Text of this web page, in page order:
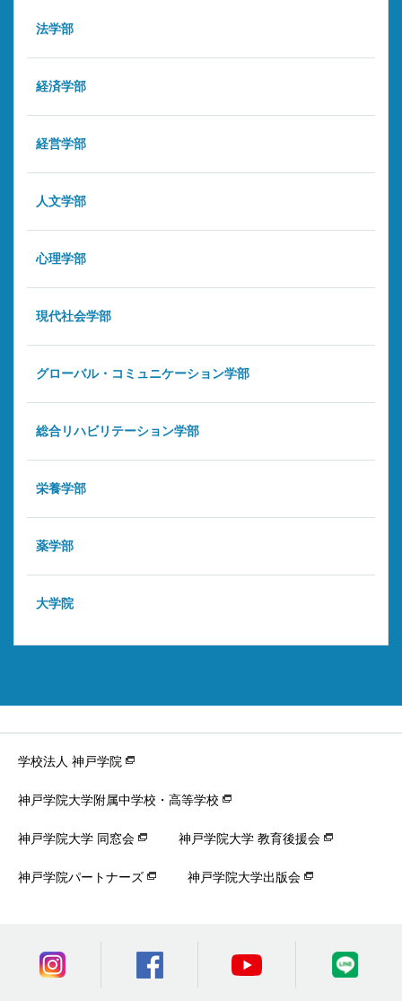
法学部
経済学部
経営学部
人文学部
心理学部
現代社会学部
グローバル・コミュニケーション学部
総合リハビリテーション学部
栄養学部
薬学部
大学院
学校法人 神戸学院
神戸学院大学附属中学校・高等学校
神戸学院大学 同窓会 神戸学院大学 教育後援会
神戸学院パートナーズ 神戸学院大学出版会